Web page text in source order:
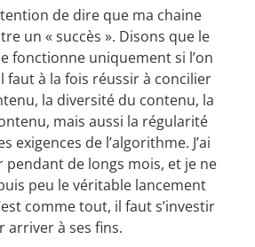
de dire que ma chaine
un « succès ». Disons que le
fonctionne uniquement si l’on
faut à la fois réussir à concilier
la diversité du contenu, la
mais aussi la régularité
exigences de l’algorithme. J’ai
de longs mois, et je ne
peu le véritable lancement
comme tout, il faut s’investir
arriver à ses fins.